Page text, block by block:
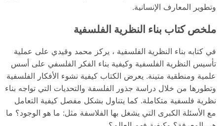
وتطوير المعارف الإنسانية.
ملخص كتاب بناء النظرية الفلسفية
في كتابه بناء النظرية الفلسفية ، يركز محمد وقيدي على عملية
تأسيس النظرية الفلسفية وكيفية بناء الفكر الفلسفي على أسس
علمية ومنطقية متينة. يعرض الكتاب كيفية نشوء الأفكار الفلسفية
وتطورها من خلال دراسة جذور الفلسفة والتحديات التي تواجه بناء
نظرية فلسفية متكاملة. كما يتناول بشكل مفصل كيفية التعامل
مع الأسئلة الكبرى التي يشغل بها الفلاسفة مثل: ما هو الوجود؟ ما